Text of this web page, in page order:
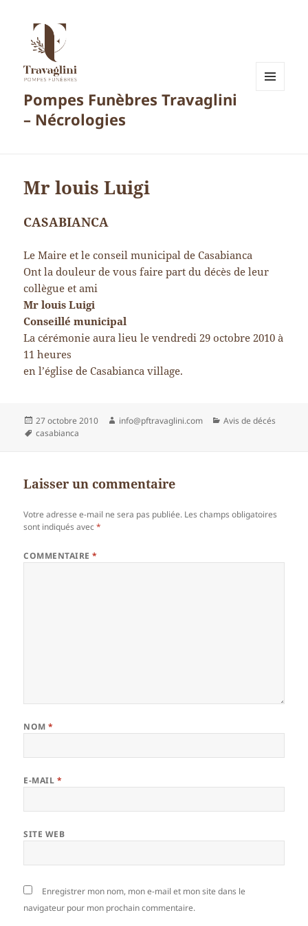
Pompes Funèbres Travaglini
– Nécrologies
Mr louis Luigi
CASABIANCA
Le Maire et le conseil municipal de Casabianca
Ont la douleur de vous faire part du décès de leur
collègue et ami
Mr louis Luigi
Conseillé municipal
La cérémonie aura lieu le vendredi 29 octobre 2010 à
11 heures
en l’église de Casabianca village.
Publié
le
27 octobre 2010 Auteur
info@pftravaglini.com Catégories
Avis de décés
Mots-
casabianca
Laisser un commentaire
Votre adresse e-mail ne sera pas publiée. Les champs obligatoires
sont indiqués avec*
COMMENTAIRE*
NOM*
E-MAIL *
SITE WEB
Enregistrer mon nom, mon e-mail et mon site dans le
navigateur pour mon prochain commentaire.